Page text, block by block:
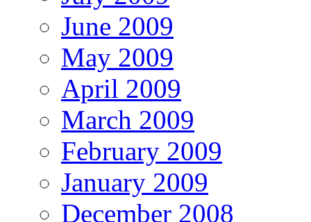
June 2009
May 2009
April 2009
March 2009
February 2009
January 2009
December 2008